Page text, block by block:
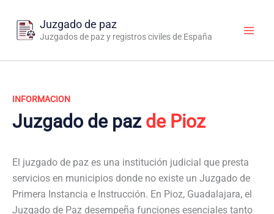
contenido
Juzgado de paz
Juzgados de paz y registros civiles de España
INFORMACION
Juzgado de paz de Pioz
El juzgado de paz es una institución judicial que presta
servicios en municipios donde no existe un Juzgado de
Primera Instancia e Instrucción. En Pioz, Guadalajara, el
Juzgado de Paz desempeña funciones esenciales tanto